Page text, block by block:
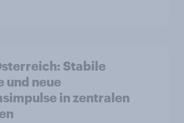
Stabile
und neue
in zentralen